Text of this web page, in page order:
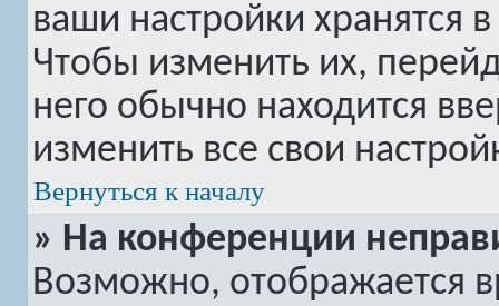
ваши настройки хранятся
Чтобы изменить их,
него обычно находится
изменить все свои
Вернуться к началу
» На конференции
Возможно, отображается